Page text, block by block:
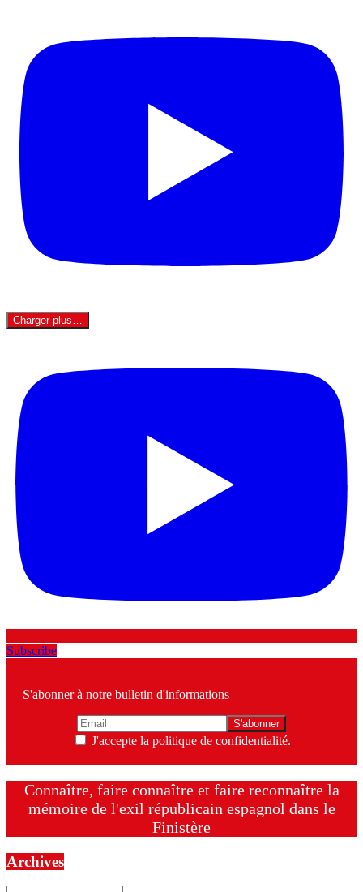
Charger plus…
Subscribe
S'abonner à notre bulletin d'informations
J'accepte la politique de confidentialité.
Connaître, faire connaître et faire reconnaître la
mémoire de l'exil républicain espagnol dans le
Finistère
Archives